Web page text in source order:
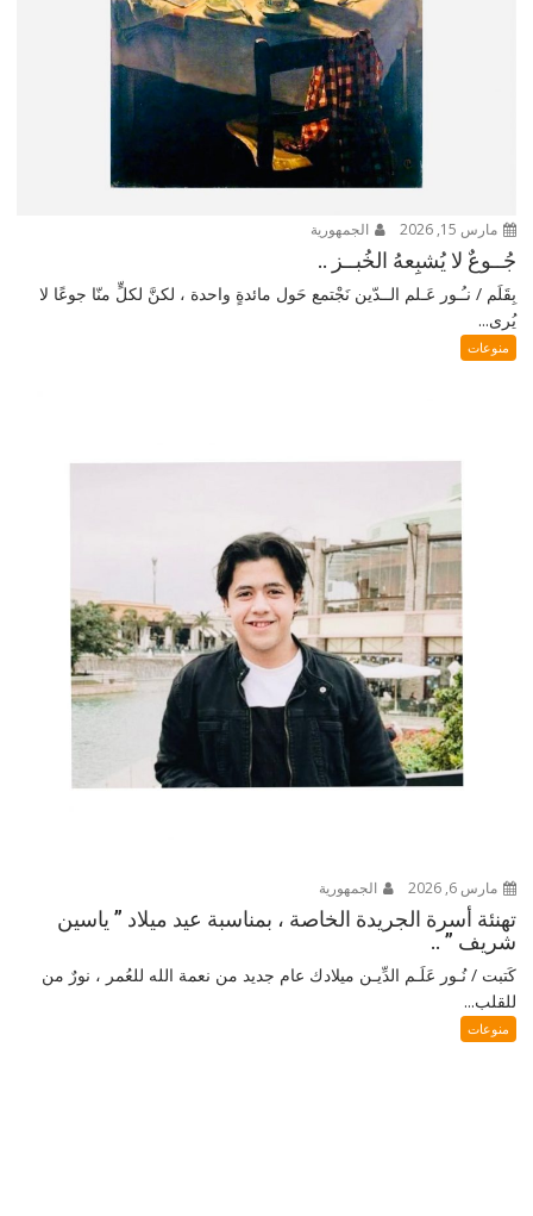
مارس 15, 2026 الجمهورية
جُــوعٌ لا يُشبِعهُ الخُبــز ..
بِقَلَم / نـُـور عَـلم الــدّين نَجْتمع حَول مائدةٍ واحدة ، لكنَّ لكلٍّ منّا جوعًا لا
يُرى...
منوعات
مارس 6, 2026 الجمهورية
تهنئة أسرة الجريدة الخاصة ، بمناسبة عيد ميلاد ” ياسين
شريف ” ..
كَتبت / نُـور عَلَـم الدِّيـن ميلادك عام جديد من نعمة الله للعُمر ، نورٌ من
للقلب...
منوعات